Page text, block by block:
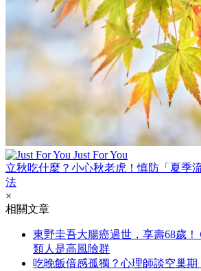
Just For You
立秋吃什麼？小心秋老虎！慎防「夏季
法
×
相關文章
東野圭吾大腸癌過世，享壽68歲！
類人是高風險群
吃晚飯倍感孤獨？心理師談空巢